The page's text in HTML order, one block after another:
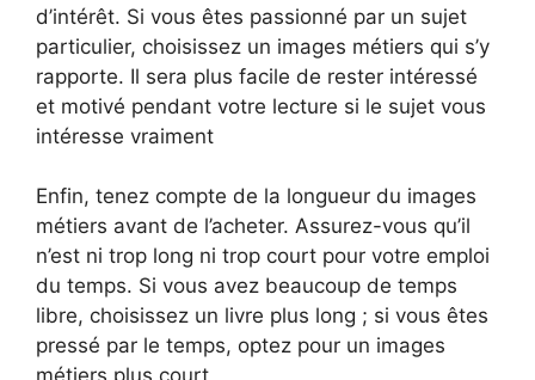
d’intérêt. Si vous êtes passionné par un sujet
particulier, choisissez un images métiers qui s’y
rapporte. Il sera plus facile de rester intéressé
et motivé pendant votre lecture si le sujet vous
intéresse vraiment
Enfin, tenez compte de la longueur du images
métiers avant de l’acheter. Assurez-vous qu’il
n’est ni trop long ni trop court pour votre emploi
du temps. Si vous avez beaucoup de temps
libre, choisissez un livre plus long ; si vous êtes
pressé par le temps, optez pour un images
métiers plus court